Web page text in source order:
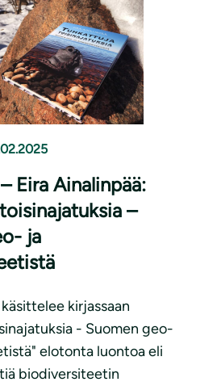
Eira Ainalinpää:
–
ja
kirjassaan
- Suomen geo-
elotonta luontoa eli
biodiversiteetin